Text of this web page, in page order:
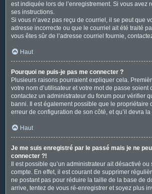
est indiquée lors de l’enregistrement. Si vous avez
ses instructions.
Si vous n’avez pas reçu de courriel, il se peut que
adresse incorrecte ou que le courriel ait été traité
vous êtes sûr de l’adresse courriel fournie,
Haut
Pourquoi ne puis-je pas me connecter ?
Plusieurs raisons pourraient expliquer cela.
votre nom d’utilisateur et votre mot de passe soient
contactez un administrateur du forum pour vérifier
banni. Il est également possible que le propriétaire
erreur de configuration de son côté, et qu’il devra la
Haut
Je me suis enregistré par le passé mais je ne
connecter ?!
Il est possible qu’un administrateur ait désactivé
compte. En effet, il est courant de supprimer
ne postant pas pour réduire la taille de la base de
arrive, tentez de vous ré-enregistrer et soyez plus